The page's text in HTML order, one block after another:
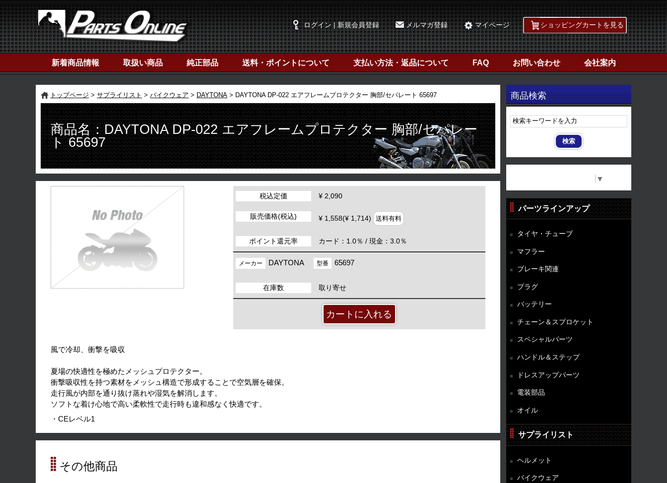
ログイン | 新規会員登録 メルマガ登録 マイページ ショッピングカートを見る
新着商品情報 取扱い商品 純正部品 送料・ポイントについて 支払い方法・返品について FAQ お問い合わせ 会社案内
商品検索
▼
トップページ サプライリスト バイクウェア DAYTONA DAYTONA DP-022 エアフレームプロテクター 胸部/セパレート 65697
商品名：DAYTONA DP-022 エアフレームプロテクター 胸部/セパレー
ト 65697
税込定価 ¥ 2,090
販売価格(税込) ¥ 1,558(¥ 1,714) 送料有料
ポイント還元率 カード：1.0％ / 現金：3.0％
メーカー DAYTONA 型番 65697
在庫数 取り寄せ
風で冷却、衝撃を吸収
夏場の快適性を極めたメッシュプロテクター。
衝撃吸収性を持つ素材をメッシュ構造で形成することで空気層を確保。
走行風が内部を通り抜け蒸れや湿気を解消します。
ソフトな着け心地で高い柔軟性で走行時も違和感なく快適です。
・CEレベル1
その他商品
パーツラインアップ
タイヤ・チューブ
マフラー
ブレーキ関連
プラグ
バッテリー
チェーン＆スプロケット
スペシャルパーツ
ハンドル＆ステップ
ドレスアップパーツ
電装部品
オイル
サプライリスト
ヘルメット
バイクウェア